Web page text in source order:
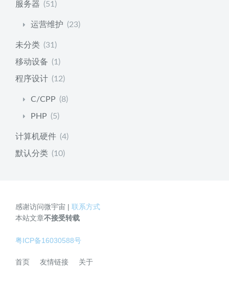
服务器 (51)
运营维护 (23)
未分类 (31)
移动设备 (1)
程序设计 (12)
C/CPP (8)
PHP (5)
计算机硬件 (4)
默认分类 (10)
感谢访问微宇宙 | 联系方式
本站文章不接受转载
粤ICP备16030588号
首页 友情链接 关于